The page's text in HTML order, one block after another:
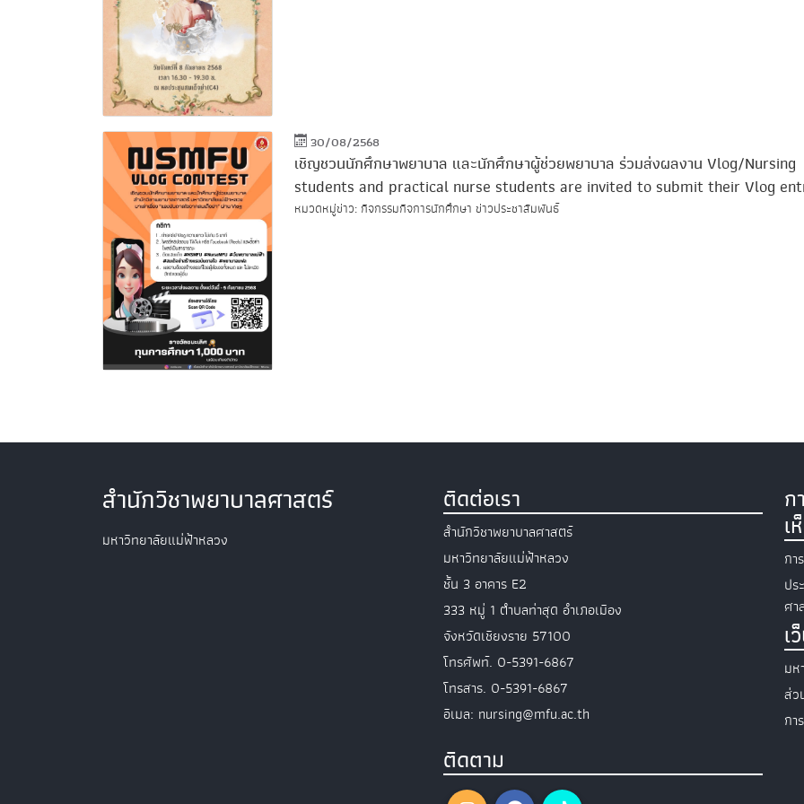
30/08/2568
เชิญชวนนักศึกษาพยาบาล และนักศึกษาผู้ช่วยพยาบาล ร่วมส่งผลงาน Vlog/Nursing
students and practical nurse students are invited to submit their Vlog
หมวดหมู่ข่าว: กิจกรรมกิจการนักศึกษา ข่าวประชาสัมพันธ์
สำนักวิชาพยาบาลศาสตร์
มหาวิทยาลัยแม่ฟ้าหลวง
ติดต่อเรา
สำนักวิชาพยาบาลศาสตร์
มหาวิทยาลัยแม่ฟ้าหลวง
ชั้น 3 อาคาร E2
333 หมู่ 1 ตำบลท่าสุด อำเภอเมือง
จังหวัดเชียงราย 57100
โทรศัพท์. 0-5391-6867
โทรสาร. 0-5391-6867
อีเมล: nursing@mfu.ac.th
ติดตาม
ก
เ
กา
ปร
ศา
เ
มห
ส่ว
กา